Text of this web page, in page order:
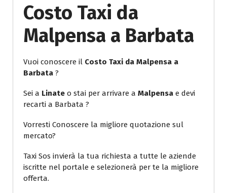
Costo Taxi da
Malpensa a Barbata
Vuoi conoscere il Costo Taxi da Malpensa a
Barbata ?
Sei a Linate o stai per arrivare a Malpensa e devi
recarti a Barbata ?
Vorresti Conoscere la migliore quotazione sul
mercato?
Taxi Sos invierà la tua richiesta a tutte le aziende
iscritte nel portale e selezionerà per te la migliore
offerta.